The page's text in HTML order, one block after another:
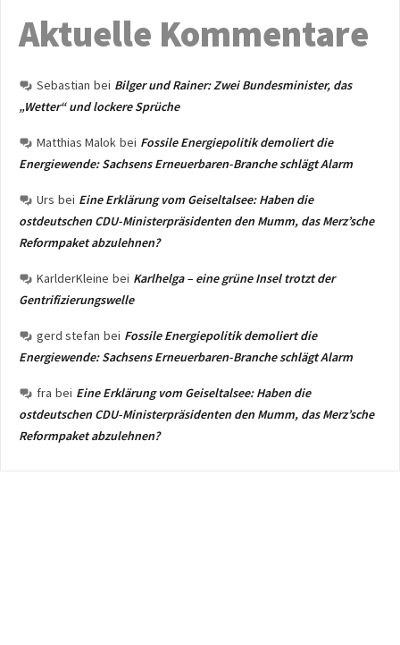
Aktuelle Kommentare
Sebastian bei Bilger und Rainer: Zwei Bundesminister, das
„Wetter“ und lockere Sprüche
Matthias Malok bei Fossile Energiepolitik demoliert die
Energiewende: Sachsens Erneuerbaren-Branche schlägt Alarm
Urs bei Eine Erklärung vom Geiseltalsee: Haben die
ostdeutschen CDU-Ministerpräsidenten den Mumm, das Merz’sche
Reformpaket abzulehnen?
KarlderKleine bei Karlhelga – eine grüne Insel trotzt der
Gentrifizierungswelle
gerd stefan bei Fossile Energiepolitik demoliert die
Energiewende: Sachsens Erneuerbaren-Branche schlägt Alarm
fra bei Eine Erklärung vom Geiseltalsee: Haben die
ostdeutschen CDU-Ministerpräsidenten den Mumm, das Merz’sche
Reformpaket abzulehnen?